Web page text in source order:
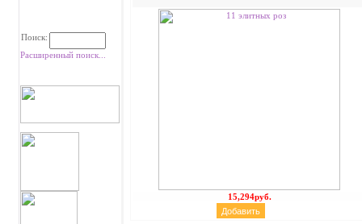
Поиск:
Расширенный поиск...
15,294руб.